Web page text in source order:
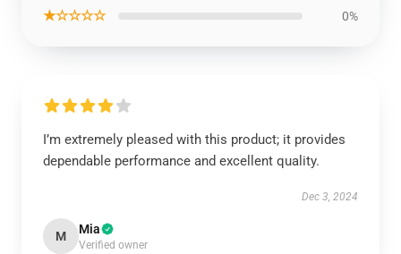
★☆☆☆☆ 0%
I’m extremely pleased with this product; it provides
dependable performance and excellent quality.
Dec 3, 2024
M Mia
Verified owner